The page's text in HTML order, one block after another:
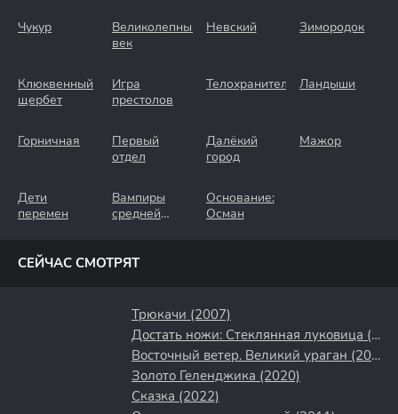
Чукур
Великолепный
век
Невский Зимородок
Клюквенный
щербет
Игра
престолов
Телохранители Ландыши
Горничная
Первый
отдел
Далёкий
город
Мажор
Дети
перемен
Вампиры
средней
Основание:
Осман
СЕЙЧАС СМОТРЯТ
Трюкачи (2007)
Достать ножи: Стеклянная луковица (2022)
Восточный ветер. Великий ураган (2021)
Золото Геленджика (2020)
Сказка (2022)